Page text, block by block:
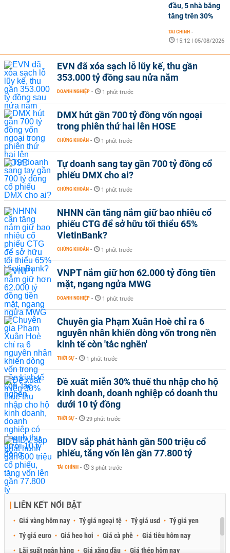
đầu, 5 nhà băng
tăng trên 30%
TÀI CHÍNH -
15:12 | 05/08/2026
EVN đã xóa sạch lỗ lũy kế, thu gần
353.000 tỷ đồng sau nửa năm
DOANH NGHIỆP - 1 phút trước
DMX hút gần 700 tỷ đồng vốn ngoại
trong phiên thứ hai lên HOSE
CHỨNG KHOÁN - 1 phút trước
Tự doanh sang tay gần 700 tỷ đồng cổ
phiếu DMX cho ai?
CHỨNG KHOÁN - 1 phút trước
NHNN cần tăng nắm giữ bao nhiêu cổ
phiếu CTG để sở hữu tối thiểu 65%
VietinBank?
CHỨNG KHOÁN - 1 phút trước
VNPT nắm giữ hơn 62.000 tỷ đồng tiền
mặt, ngang ngửa MWG
DOANH NGHIỆP - 1 phút trước
Chuyên gia Phạm Xuân Hoè chỉ ra 6
nguyên nhân khiến dòng vốn trong nền
kinh tế còn 'tắc nghẽn'
THỜI SỰ - 1 phút trước
Đề xuất miễn 30% thuế thu nhập cho hộ
kinh doanh, doanh nghiệp có doanh thu
dưới 10 tỷ đồng
THỜI SỰ - 29 phút trước
BIDV sắp phát hành gần 500 triệu cổ
phiếu, tăng vốn lên gần 77.800 tỷ
TÀI CHÍNH - 3 phút trước
LIÊN KẾT NỔI BẬT
Giá vàng hôm nay Tỷ giá ngoại tệ Tỷ giá usd
Tỷ giá yen
Tỷ giá euro
Giá heo hơi Giá cà phê
Giá tiêu hôm nay
Lãi suất ngân hàng
Giá xăng dầu Giá thép hôm nay